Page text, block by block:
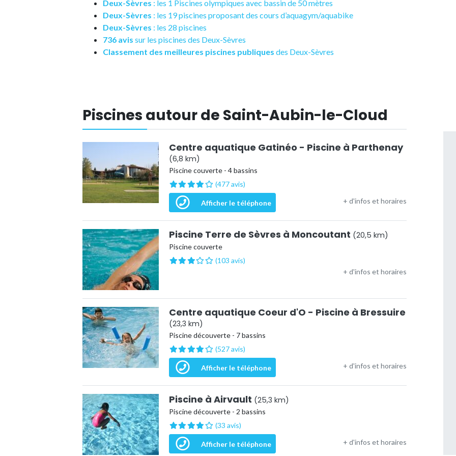
Deux-Sèvres : les 1 Piscines olympiques avec bassin de 50 mètres
Deux-Sèvres : les 19 piscines proposant des cours d’aquagym/aquabike
Deux-Sèvres : les 28 piscines
736 avis sur les piscines des Deux-Sèvres
Classement des meilleures piscines publiques des Deux-Sèvres
Piscines autour de Saint-Aubin-le-Cloud
Centre aquatique Gatinéo - Piscine à Parthenay
(6,8 km)
Piscine couverte - 4 bassins
(477 avis)
Afficher le téléphone + d'infos et horaires
Piscine Terre de Sèvres à Moncoutant (20,5 km)
Piscine couverte
(103 avis)
+ d'infos et horaires
Centre aquatique Coeur d'O - Piscine à Bressuire
(23,3 km)
Piscine découverte - 7 bassins
(527 avis)
Afficher le téléphone + d'infos et horaires
Piscine à Airvault (25,3 km)
Piscine découverte - 2 bassins
(33 avis)
Afficher le téléphone + d'infos et horaires